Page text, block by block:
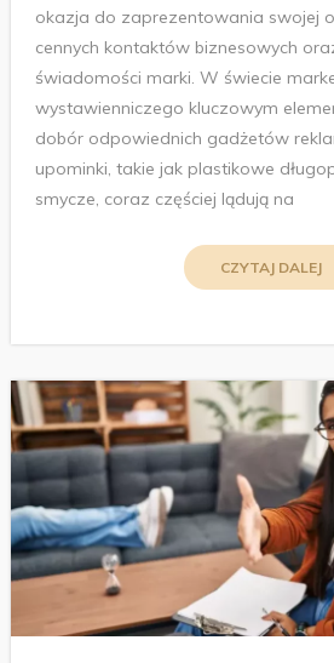
okazja do zaprezentowania swojej
cennych kontaktów biznesowych
świadomości marki. W świecie
wystawienniczego kluczowym
dobór odpowiednich gadżetów
upominki, takie jak plastikowe
smycze, coraz częściej lądują na
CZYTAJ DALEJ